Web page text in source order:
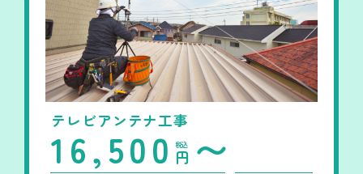
テレビアンテナ工事
16,500 円 〜
税込